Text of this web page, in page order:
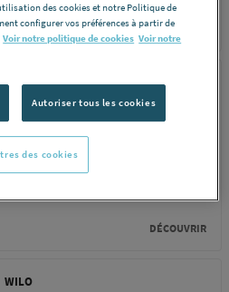
DÉCOUVRIR
GRUNDFOS
POMPE DE FORAGE -
SP-A 4" en inox
DÉCOUVRIR
WILO
des cookies et notre Politique de
configurer vos préférences à partir de
Voir notre politique de cookies Voir notre
Autoriser tous les cookies
des cookies